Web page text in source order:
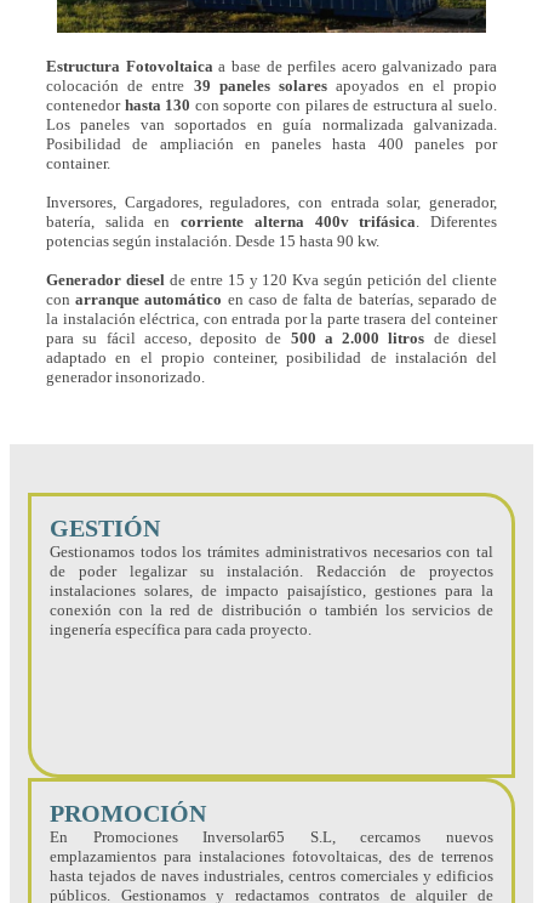
Estructura Fotovoltaica a base de perfiles acero galvanizado para
colocación de entre 39 paneles solares apoyados en el propio
contenedor hasta 130 con soporte con pilares de estructura al suelo.
Los paneles van soportados en guía normalizada galvanizada.
Posibilidad de ampliación en paneles hasta 400 paneles por
container.
Inversores, Cargadores, reguladores, con entrada solar, generador,
batería, salida encorriente alterna 400v trifásica . Diferentes
potencias según instalación. Desde 15 hasta 90 kw.
Generador diesel de entre 15 y 120 Kva según petición del cliente
conarranque automático en caso de falta de baterías, separado de
la instalación eléctrica, con entrada por la parte trasera del conteiner
para su fácil acceso, deposito de 500 a 2.000 litros de diesel
adaptado en el propio conteiner, posibilidad de instalación del
generador insonorizado.
GESTIÓN
Gestionamos todos los trámites administrativos necesarios con tal
de poder legalizar su instalación. Redacción de proyectos
instalaciones solares, de impacto paisajístico, gestiones para la
conexión con la red de distribución o también los servicios de
ingenería específica para cada proyecto.
PROMOCIÓN
En Promociones Inversolar65 S.L, cercamos nuevos
emplazamientos para instalaciones fotovoltaicas, des de terrenos
hasta tejados de naves industriales, centros comerciales y edificios
públicos. Gestionamos y redactamos contratos de alquiler de